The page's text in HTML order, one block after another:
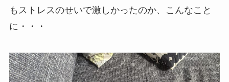
もストレスのせいで激しかったのか、こんなこと
に・・・